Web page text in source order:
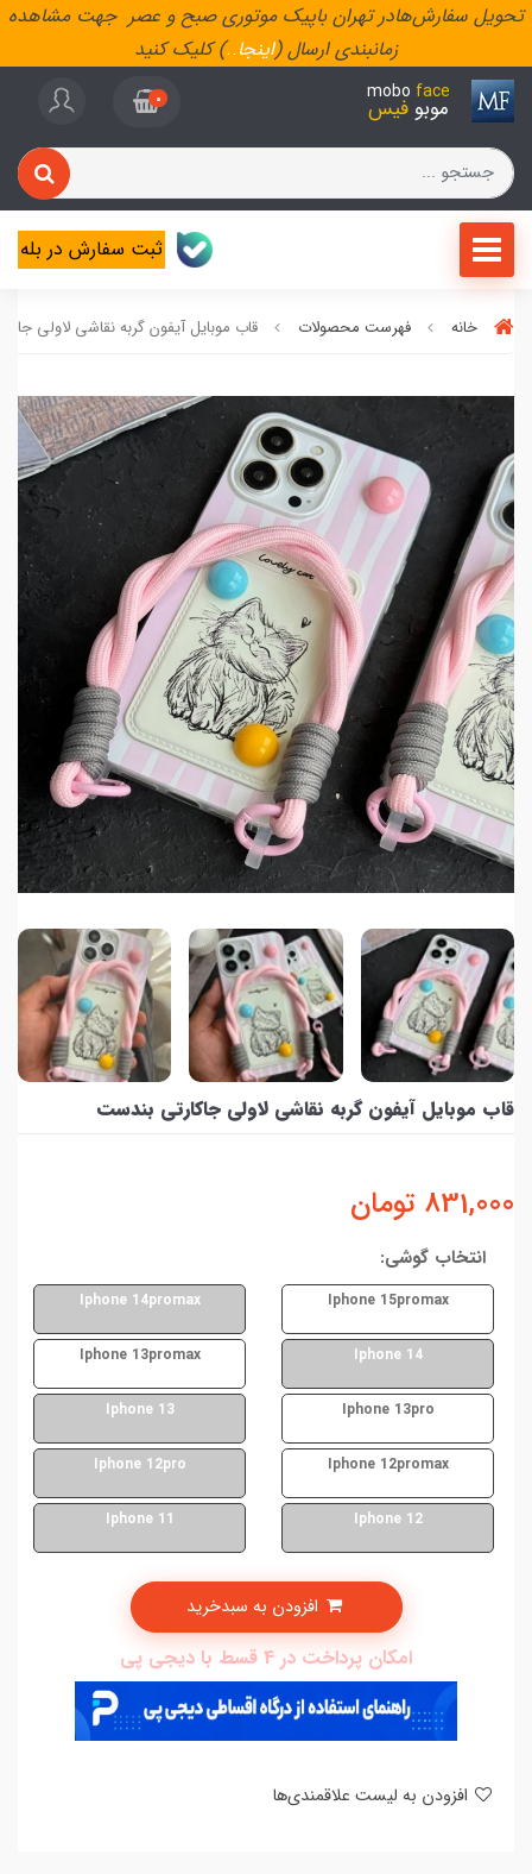
تحویل سفارش‌هادر تهران باپیک موتوری صبح و عصر جهت مشاهده
زمانبندی ارسال (اینجا..) کلیک کنید
mobo face
موبو فیس 0
ثبت سفارش در بله
خانه فهرست محصولات قاب موبایل آیفون گربه نقاشی لاولی
قاب موبایل آیفون گربه نقاشی لاولی جاکارتی بندست
831,000 تومان
انتخاب گوشی:
Iphone 15promax
Iphone 14promax
Iphone 14
Iphone 13promax
Iphone 13pro
Iphone 13
Iphone 12promax
Iphone 12pro
Iphone 12
Iphone 11
امکان پرداخت در 4 قسط با دیجی پی